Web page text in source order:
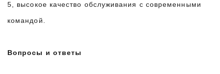
5, высокое качество обслуживания с современными
командой.
Вопросы и ответы